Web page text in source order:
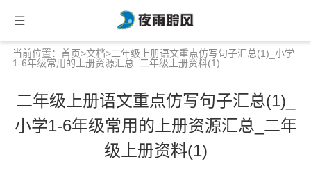
当前位置： 首页>文档>二年级上册语文重点仿写句子汇总(1)_小学
1-6年级常用的上册资源汇总_二年级上册资料(1)
二年级上册语文重点仿写句子汇总(1)_
小学1-6年级常用的上册资源汇总_二年
级上册资料(1)